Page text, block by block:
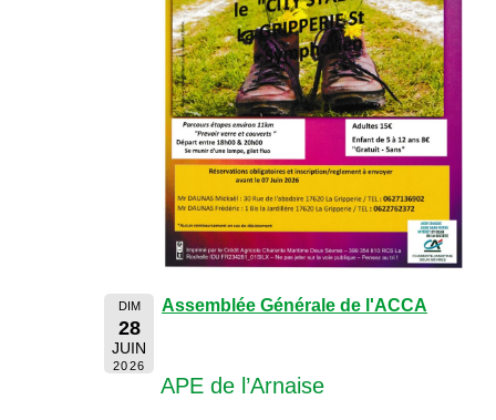
DIM
28
JUIN
2026
Assemblée Générale de l'ACCA
APE de l’Arnaise